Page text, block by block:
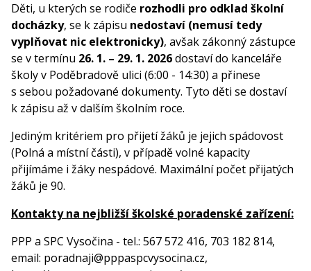
Děti, u kterých se rodiče rozhodli pro odklad školní
docházky, se k zápisu nedostaví (nemusí tedy
vyplňovat nic elektronicky), avšak zákonný zástupce
se v termínu 26. 1. – 29. 1. 2026dostaví do kanceláře
školy v Poděbradově ulici (6:00 - 14:30) a přinese
s sebou požadované dokumenty. Tyto děti se dostaví
k zápisu až v dalším školním roce.
Jediným kritériem pro přijetí žáků je jejich spádovost
(Polná a místní části), v případě volné kapacity
přijímáme i žáky nespádové. Maximální počet přijatých
žáků je 90.
Kontakty na nejbližší školské poradenské zařízení:
PPP a SPC Vysočina - tel.: 567 572 416, 703 182 814,
email: poradnaji@pppaspcvysocina.cz,